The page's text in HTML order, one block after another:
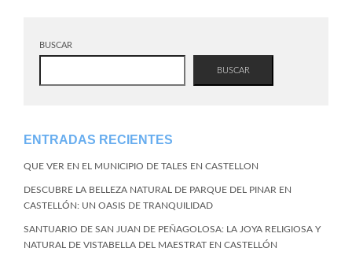
BUSCAR
BUSCAR
ENTRADAS RECIENTES
QUE VER EN EL MUNICIPIO DE TALES EN CASTELLON
DESCUBRE LA BELLEZA NATURAL DE PARQUE DEL PINAR EN
CASTELLÓN: UN OASIS DE TRANQUILIDAD
SANTUARIO DE SAN JUAN DE PEÑAGOLOSA: LA JOYA RELIGIOSA Y
NATURAL DE VISTABELLA DEL MAESTRAT EN CASTELLÓN